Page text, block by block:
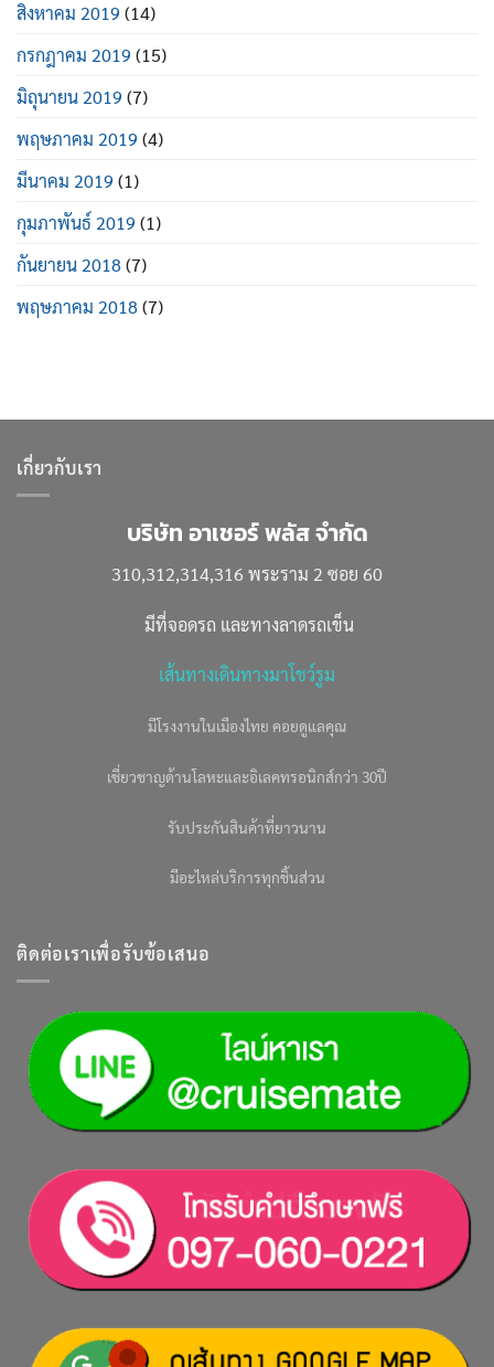
สิงหาคม 2019 (14)
กรกฎาคม 2019 (15)
มิถุนายน 2019 (7)
พฤษภาคม 2019 (4)
มีนาคม 2019 (1)
กุมภาพันธ์ 2019 (1)
กันยายน 2018(7)
พฤษภาคม 2018(7)
เกี่ยวกับเรา
บริษัท อาเชอร์ พลัส จำกัด
310,312,314,316 พระราม 2 ซอย 60
มีที่จอดรถ และทางลาดรถเข็น
เส้นทางเดินทางมาโชว์รูม
มีโรงงานในเมืองไทย คอยดูแลคุณ
เชี่ยวชาญด้านโลหะและอิเลคทรอนิกส์กว่า 30ปี
รับประกันสินค้าที่ยาวนาน
มีอะไหล่บริการทุกชิ้นส่วน
ติดต่อเราเพื่อรับข้อเสนอ